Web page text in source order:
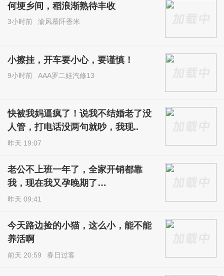
何埂乡间，稻浪渐熟待丰收
3小时前 渝风慕阡香米
小擦挂，开车要小心，要谨慎！
9小时前 AAA罗二娃汽修13
快被我妈逼疯了！说我不结婚老了没
人管，打电话没两句就吵，我现..
昨天 19:07
老公不上班一年了，全家开销都靠
我，现在我又孕晚期了…
昨天 09:41
今天路边捡的小猫，这么小，能不能
养活啊
前天 20:59 春日过客